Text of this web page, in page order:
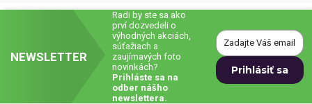
Kontakty
Môj profil
NEWSLETTER
Radi by ste sa ako
prví dozvedeli o
výhodných akciách,
súťažiach a
zaujímavých foto
novinkách?
Prihláste sa na
odber nášho
newslettera.